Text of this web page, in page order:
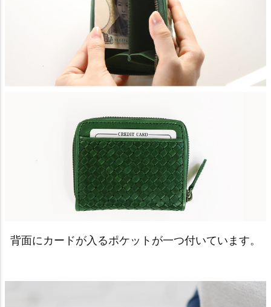
背面にカードが入るポケットが一つ付いています。